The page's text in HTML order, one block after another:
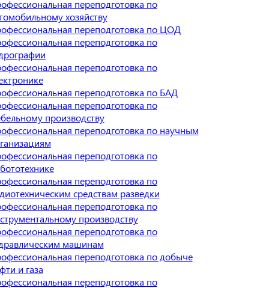
переподготовка по
хозяйству
переподготовка по ЦОД
переподготовка по
переподготовка по
переподготовка по БАД
переподготовка по
производству
переподготовка по научным
переподготовка по
переподготовка по
средствам разведки
переподготовка по
производству
переподготовка по
машинам
переподготовка по добыче
и газа
переподготовка по